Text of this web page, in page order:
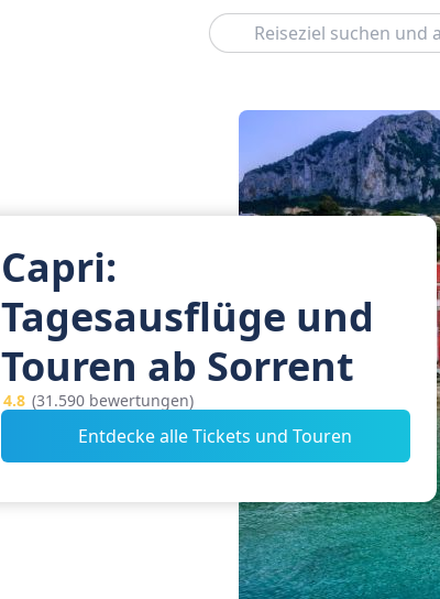
Suchen
Capri:
Tagesausflüge und
Touren ab Sorrent
4.8 (31.590 bewertungen)
Entdecke alle Tickets und Touren